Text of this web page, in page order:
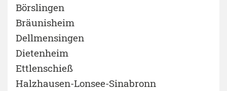
Börslingen
Bräunisheim
Dellmensingen
Dietenheim
Ettlenschieß
Halzhausen-Lonsee-Sinabronn